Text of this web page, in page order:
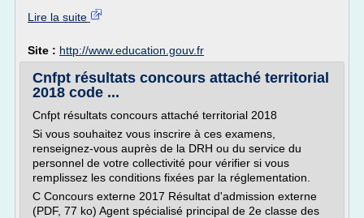
Lire la suite
Site : http://www.education.gouv.fr
Cnfpt résultats concours attaché territorial
2018 code ...
Cnfpt résultats concours attaché territorial 2018
Si vous souhaitez vous inscrire à ces examens,
renseignez-vous auprès de la DRH ou du service du
personnel de votre collectivité pour vérifier si vous
remplissez les conditions fixées par la réglementation.
C Concours externe 2017 Résultat d'admission externe
(PDF, 77 ko) Agent spécialisé principal de 2e classe des